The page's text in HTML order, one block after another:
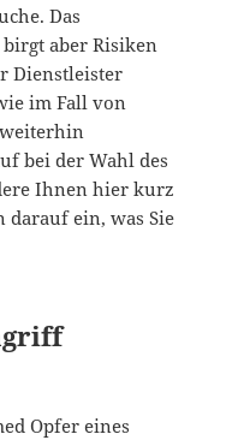
Das
aber Risiken
Dienstleister
im Fall von
bei der Wahl des
Ihnen hier kurz
darauf ein, was Sie
Opfer eines